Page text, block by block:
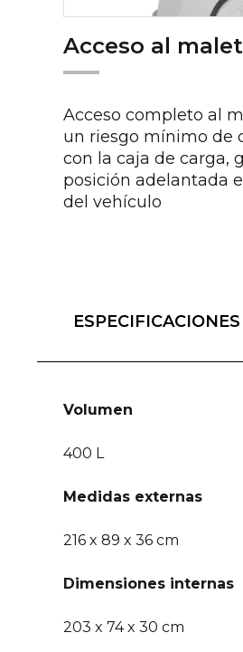
Acceso al
Acceso completo al
un riesgo mínimo de
con la caja de carga,
posición adelantada
del vehículo
Volumen
400 L
Medidas externas
216 x 89 x 36 cm
Dimensiones internas
203 x 74 x 30 cm